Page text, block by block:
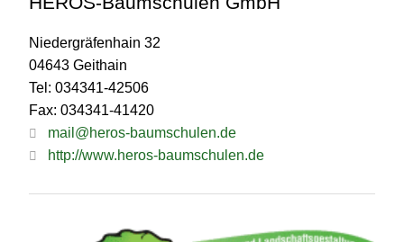
Niedergräfenhain 32
04643 Geithain
Tel: 034341-42506
Fax: 034341-41420
mail@heros-baumschulen.de
http://www.heros-baumschulen.de